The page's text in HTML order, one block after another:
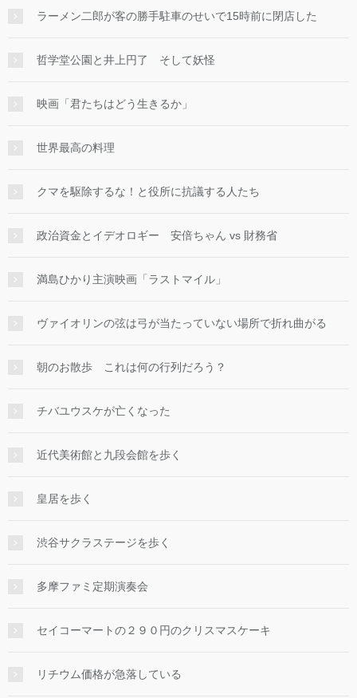
ラーメン二郎が客の勝手駐車のせいで15時前に閉店した
哲学堂公園と井上円了 そして妖怪
映画「君たちはどう生きるか」
世界最高の料理
クマを駆除するな！と役所に抗議する人たち
政治資金とイデオロギー 安倍ちゃん vs 財務省
満島ひかり主演映画「ラストマイル」
ヴァイオリンの弦は弓が当たっていない場所で折れ曲がる
朝のお散歩 これは何の行列だろう？
チバユウスケが亡くなった
近代美術館と九段会館を歩く
皇居を歩く
渋谷サクラステージを歩く
多摩ファミ定期演奏会
セイコーマートの２９０円のクリスマスケーキ
リチウム価格が急落している